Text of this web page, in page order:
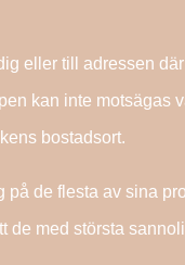
eller till adressen
kan inte motsägas
bostadsort.
de flesta av sina
med största